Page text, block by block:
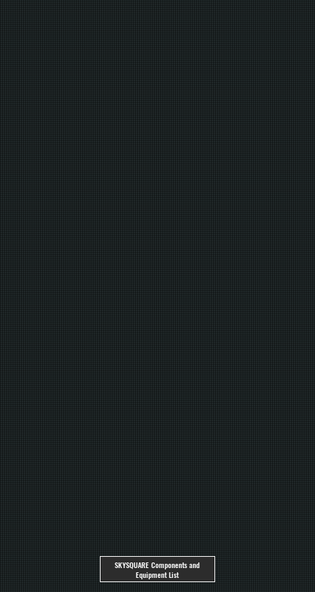
SKYSQUARE Components and
Equipment List